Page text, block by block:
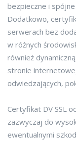
bezpieczne i
Dodatkowo,
serwerach bez
w różnych
również
stronie
odwiedzających,
Certyfikat DV SSL
zazwyczaj do
ewentualnymi